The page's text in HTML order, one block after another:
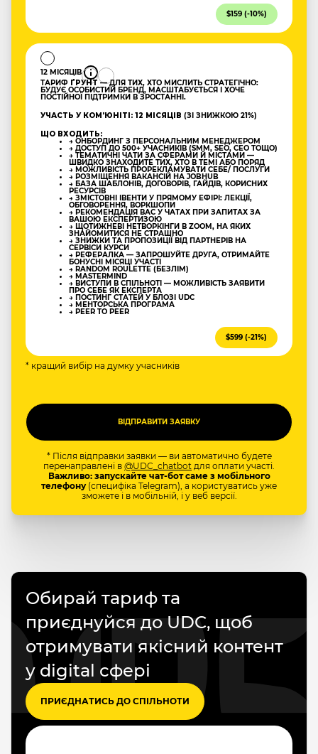
$159 (-10%)
12 МІСЯЦІВ
ТАРИФ ҐРУНТ — ДЛЯ ТИХ, ХТО МИСЛИТЬ СТРАТЕГІЧНО:
БУДУЄ ОСОБИСТИЙ БРЕНД, МАСШТАБУЄТЬСЯ І ХОЧЕ
ПОСТІЙНОЇ ПІДТРИМКИ В ЗРОСТАННІ.
УЧАСТЬ У КОМʼЮНІТІ: 12 МІСЯЦІВ (ЗІ ЗНИЖКОЮ 21%)
ЩО ВХОДИТЬ:
→ ОНБОРДИНГ З ПЕРСОНАЛЬНИМ МЕНЕДЖЕРОМ
→ ДОСТУП ДО 500+ УЧАСНИКІВ (SMM, SEO, CEO ТОЩО)
→ ТЕМАТИЧНІ ЧАТИ ЗА СФЕРАМИ Й МІСТАМИ —
ШВИДКО ЗНАХОДИТЕ ТИХ, ХТО В ТЕМІ АБО ПОРЯД
→ МОЖЛИВІСТЬ ПРОРЕКЛАМУВАТИ СЕБЕ/ ПОСЛУГИ
→ РОЗМІЩЕННЯ ВАКАНСІЙ НА JOBHUB
→ БАЗА ШАБЛОНІВ, ДОГОВОРІВ, ГАЙДІВ, КОРИСНИХ
РЕСУРСІВ
→ ЗМІСТОВНІ ІВЕНТИ У ПРЯМОМУ ЕФІРІ: ЛЕКЦІЇ,
ОБГОВОРЕННЯ, ВОРКШОПИ
→ РЕКОМЕНДАЦІЯ ВАС У ЧАТАХ ПРИ ЗАПИТАХ ЗА
ВАШОЮ ЕКСПЕРТИЗОЮ
→ ЩОТИЖНЕВІ НЕТВОРКІНГИ В ZOOM, НА ЯКИХ
ЗНАЙОМИТИСЯ НЕ СТРАШНО
→ ЗНИЖКИ ТА ПРОПОЗИЦІЇ ВІД ПАРТНЕРІВ НА
СЕРВІСИ КУРСИ
→ РЕФЕРАЛКА — ЗАПРОШУЙТЕ ДРУГА, ОТРИМАЙТЕ
БОНУСНІ МІСЯЦІ УЧАСТІ
→ RANDOM ROULETTE (БЕЗЛІМ)
→ MASTERMIND
→ ВИСТУПИ В СПІЛЬНОТІ — МОЖЛИВІСТЬ ЗАЯВИТИ
ПРО СЕБЕ ЯК ЕКСПЕРТА
→ ПОСТИНГ СТАТЕЙ У БЛОЗІ UDC
→ МЕНТОРСЬКА ПРОГРАМА
→ PEER TO PEER
$599 (-21%)
* кращий вибір на думку учасників
* Після відправки заявки — ви автоматично будете
перенаправлені в @UDC_chatbot для оплати участі.
Важливо: запускайте чат-бот саме з мобільного
телефону(специфіка Telegram), а користуватись уже
зможете і в мобільній, і у веб версії.
Обирай тариф та
приєднуйся до UDC, щоб
отримувати якісний контент
у digital сфері
ПРИЄДНАТИСЬ ДО СПІЛЬНОТИ